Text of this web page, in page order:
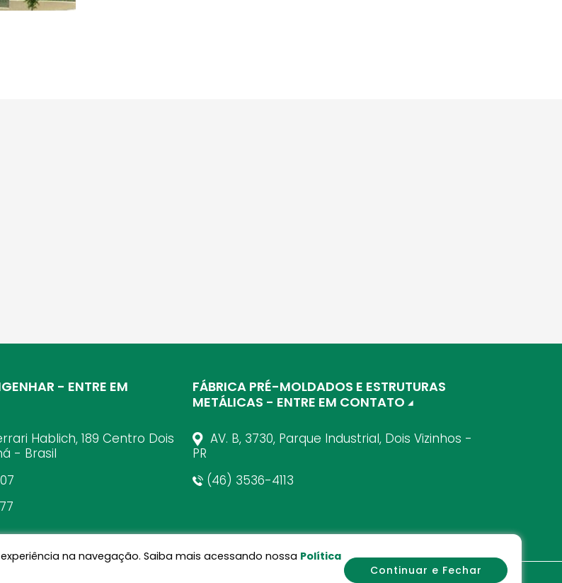
- ENTRE EM
Hablich, 189 Centro Dois
- Brasil
FÁBRICA PRÉ-MOLDADOS E ESTRUTURAS
METÁLICAS - ENTRE EM CONTATO
AV. B, 3730, Parque Industrial, Dois Vizinhos -
PR
(46) 3536-4113
na navegação. Saiba mais acessando nossa Política
Continuar e Fechar